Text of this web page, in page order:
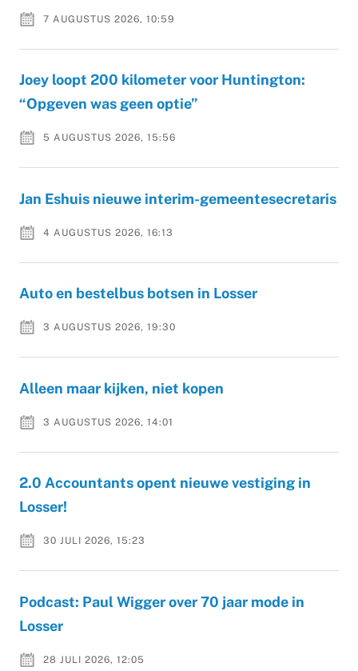
7 AUGUSTUS 2026, 10:59
Joey loopt 200 kilometer voor Huntington:
“Opgeven was geen optie”
5 AUGUSTUS 2026, 15:56
Jan Eshuis nieuwe interim-gemeentesecretaris
4 AUGUSTUS 2026, 16:13
Auto en bestelbus botsen in Losser
3 AUGUSTUS 2026, 19:30
Alleen maar kijken, niet kopen
3 AUGUSTUS 2026, 14:01
2.0 Accountants opent nieuwe vestiging in
Losser!
30 JULI 2026, 15:23
Podcast: Paul Wigger over 70 jaar mode in
Losser
28 JULI 2026, 12:05